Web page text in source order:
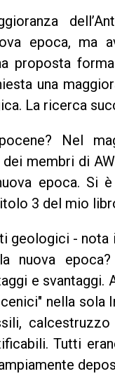
epoca, ma
proposta
una
La ricerca
Nel
membri di
epoca. Si
3 del mio
geologici -
nuova
e
nella sola
Tutti